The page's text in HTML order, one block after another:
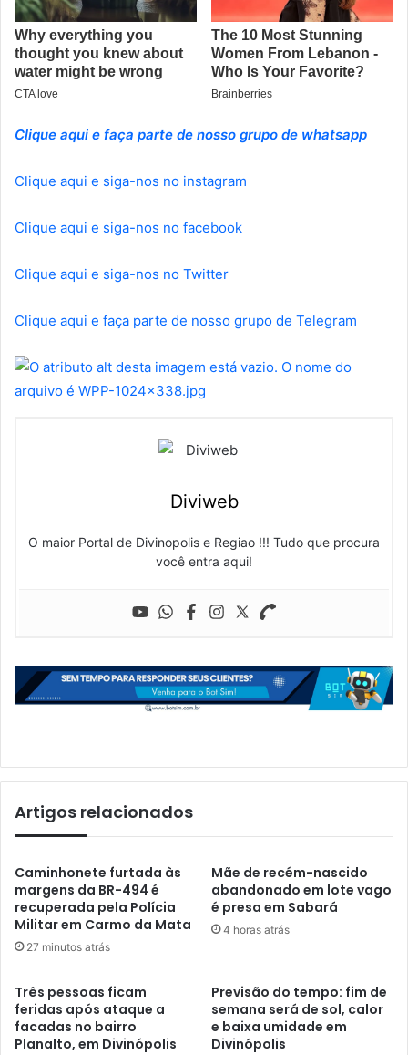
Clique aqui e faça parte de nosso grupo de whatsapp
Clique aqui e siga-nos no instagram
Clique aqui e siga-nos no facebook
Clique aqui e siga-nos no Twitter
Clique aqui e faça parte de nosso grupo de Telegram
Diviweb
O maior Portal de Divinopolis e Regiao !!! Tudo que procura
você entra aqui!
Artigos relacionados
Caminhonete furtada às
margens da BR-494 é
recuperada pela Polícia
Militar em Carmo da Mata
27 minutos atrás
Mãe de recém-nascido
abandonado em lote vago
é presa em Sabará
4 horas atrás
Três pessoas ficam
feridas após ataque a
facadas no bairro
Planalto, em Divinópolis
Previsão do tempo: fim de
semana será de sol, calor
e baixa umidade em
Divinópolis